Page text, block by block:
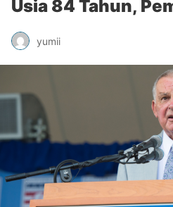
Usia 84 Tahun,
yumii